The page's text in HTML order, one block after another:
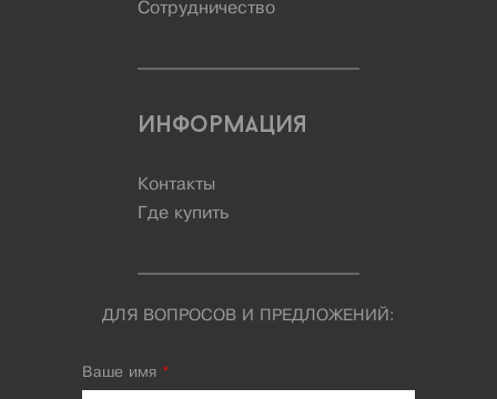
Сотрудничество
Информация
Контакты
Где купить
ДЛЯ ВОПРОСОВ И ПРЕДЛОЖЕНИЙ:
Ваше имя *